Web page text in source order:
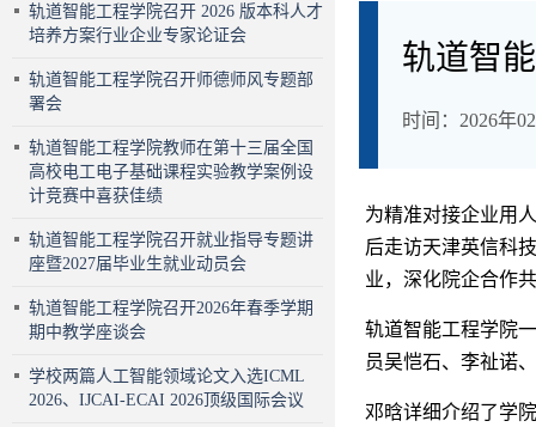
轨道智能工程学院召开 2026 版本科人才
培养方案行业企业专家论证会
轨道智能工程学院召开师德师风专题部
署会
轨道智能工程学院教师在第十三届全国
高校电工电子基础课程实验教学案例设
计竞赛中喜获佳绩
轨道智能工程学院召开就业指导专题讲
座暨2027届毕业生就业动员会
轨道智能工程学院召开2026年春季学期
期中教学座谈会
学校两篇人工智能领域论文入选ICML
2026、IJCAI-ECAI 2026顶级国际会议
轨道智
时间：2026年
为精准对接企业用
后走访天津英信科
业，深化院企合作
轨道智能工程学院
员吴恺石、李祉诺
邓晗详细介绍了学